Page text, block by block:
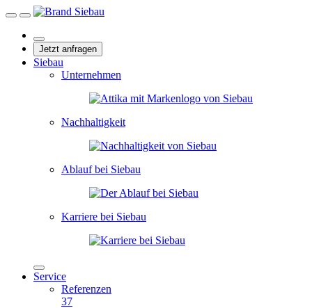
Jetzt anfragen
Siebau
Unternehmen
Nachhaltigkeit
Ablauf bei Siebau
Karriere bei Siebau
Service
Referenzen
37